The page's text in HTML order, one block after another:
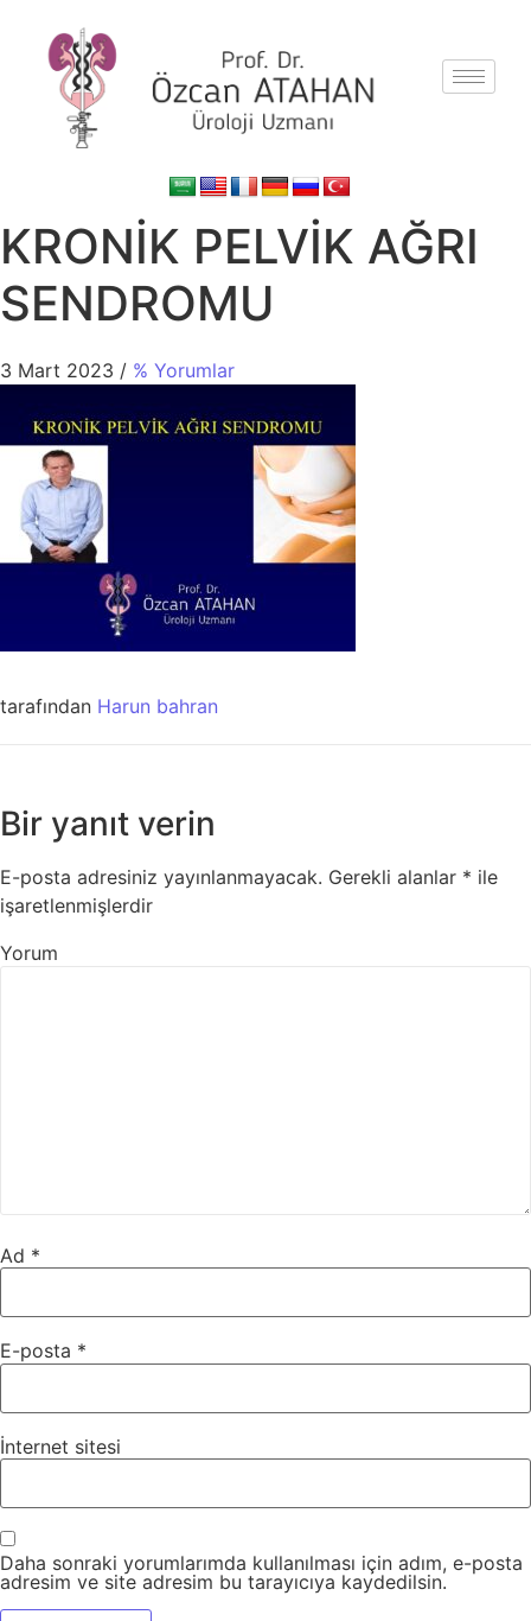
KRONİK PELVİK AĞRI
SENDROMU
3 Mart 2023 / % Yorumlar
tarafından Harun bahran
Bir yanıt verin
E-posta adresiniz yayınlanmayacak. Gerekli alanlar * ile
işaretlenmişlerdir
Yorum
Ad *
E-posta *
İnternet sitesi
Daha sonraki yorumlarımda kullanılması için adım, e-posta
adresim ve site adresim bu tarayıcıya kaydedilsin.